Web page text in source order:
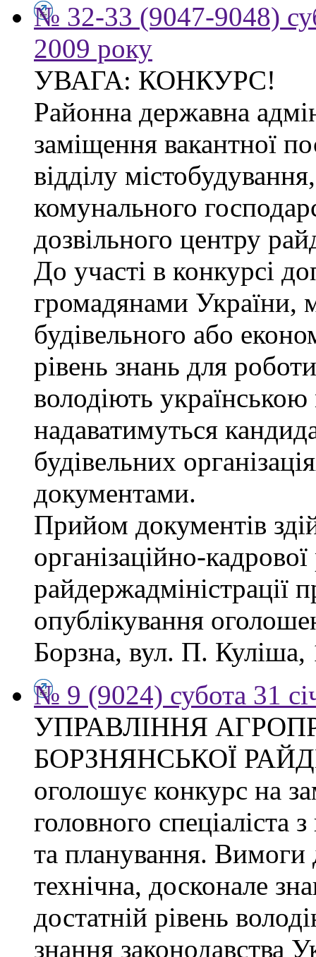
№ 32-33 (9047-9048)
2009 року
УВАГА: КОНКУРС!
Районна державна
заміщення вакантної
відділу
комунального
дозвільного центру
До участі в конкурсі
громадянами України,
будівельного або
рівень знань для
володіють
надаватимуться
будівельних
документами.
Прийом документів
організаційно-
райдержадміністрації
опублікування
Борзна, вул. П.
№ 9 (9024) субота 31
УПРАВЛІННЯ
БОРЗНЯНСЬКОЇ
оголошує конкурс на
головного спеціаліста
та планування. Вимоги
технічна, досконале
достатній рівень
знання законодавства